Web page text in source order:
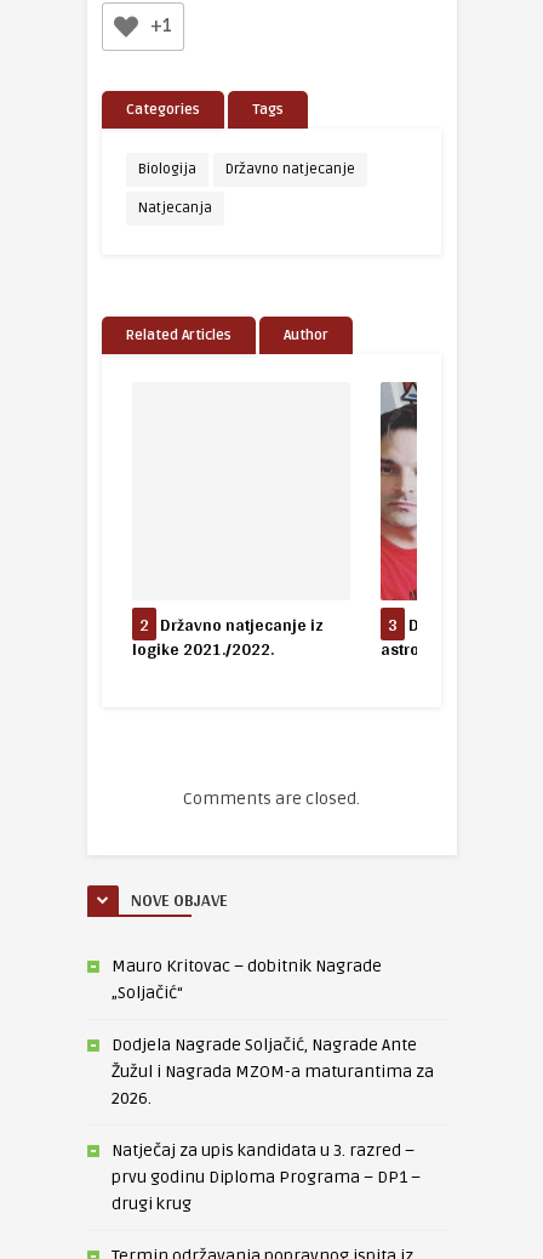
+1
Categories Tags
Biologija Državno natjecanje
Natjecanja
Related Articles Author
2 Državno natjecanje iz
logike 2021./2022.
3 Državno
astronomije
Comments are closed.
NOVE OBJAVE
Mauro Kritovac – dobitnik Nagrade
„Soljačić“
Dodjela Nagrade Soljačić, Nagrade Ante
Žužul i Nagrada MZOM-a maturantima za
2026.
Natječaj za upis kandidata u 3. razred –
prvu godinu Diploma Programa – DP1 –
drugi krug